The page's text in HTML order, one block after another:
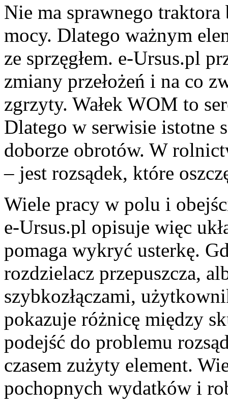
Nie ma sprawnego traktora
mocy. Dlatego ważnym
ze sprzęgłem. e-Ursus.pl
zmiany przełożeń i na co
zgrzyty. Wałek WOM to
Dlatego w serwisie istotne
doborze obrotów. W
– jest rozsądek, które
Wiele pracy w polu i
e-Ursus.pl opisuje więc
pomaga wykryć usterkę.
rozdzielacz przepuszcza,
szybkozłączami,
pokazuje różnicę między
podejść do problemu
czasem zużyty element.
pochopnych wydatków i